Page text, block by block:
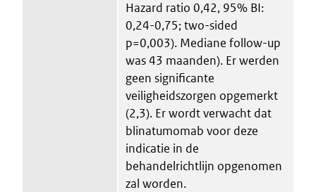
Hazard ratio 0,42, 95% BI:
0,24-0,75; two-sided
p=0,003). Mediane follow-up
was 43 maanden). Er werden
geen significante
veiligheidszorgen opgemerkt
(2,3). Er wordt verwacht dat
blinatumomab voor deze
indicatie in de
behandelrichtlijn opgenomen
zal worden.